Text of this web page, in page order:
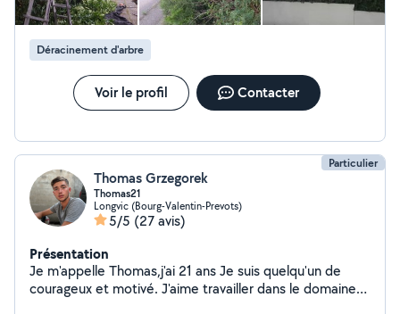
Déracinement d'arbre
Voir le profil Contacter
Particulier
Thomas Grzegorek
Thomas21
Longvic (Bourg-Valentin-Prevots)
5/5 (27 avis)
Présentation
Je m'appelle Thomas,j'ai 21 ans Je suis quelqu'un de
courageux et motivé. J'aime travailler dans le domaine